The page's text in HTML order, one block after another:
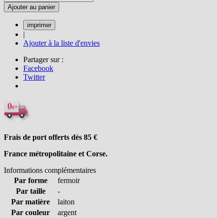
Ajouter au panier
|
Ajouter à la liste d'envies
Partager sur :
Facebook
Twitter
Frais de port offerts dès 85 €
France métropolitaine et Corse.
Informations complémentaires
Par forme
fermoir
Par taille
-
Par matière
laiton
Par couleur
argent